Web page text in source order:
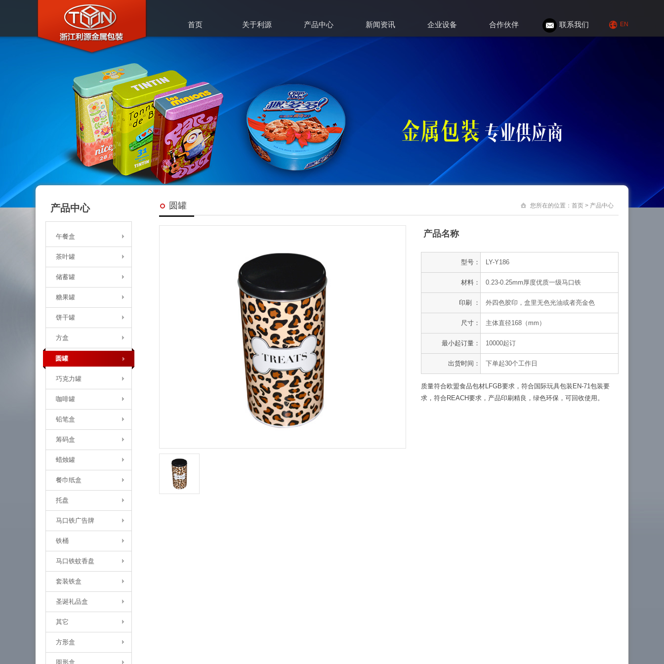
首页 关于利源 产品中心 新闻资讯 企业设备 合作伙伴 联系我们 EN
产品中心
午餐盒
茶叶罐
储蓄罐
糖果罐
饼干罐
方盒
圆罐
巧克力罐
咖啡罐
铅笔盒
筹码盒
蜡烛罐
餐巾纸盒
托盘
马口铁广告牌
铁桶
马口铁蚊香盘
套装铁盒
圣诞礼品盒
其它
方形盒
圆形盒
圆罐 您所在的位置： 首页 > 产品中心
产品名称
型号： LY-Y186
材料： 0.23-0.25mm厚度优质一级马口铁
印刷 ： 外四色胶印，盒里无色光油或者亮金色
尺寸： 主体直径168（mm）
最小起订量： 10000起订
出货时间： 下单起30个工作日
质量符合欧盟食品包材LFGB要求，符合国际玩具包装EN-71包装要
求，符合REACH要求，产品印刷精良，绿色环保，可回收使用。